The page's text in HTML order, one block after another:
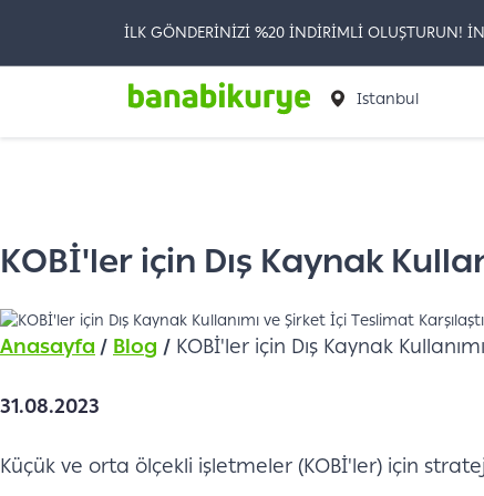
İLK GÖNDERİNİZİ %20 İNDİRİMLİ OLUŞTURUN!
Istanbul
KOBİ'ler için Dış Kaynak
Anasayfa / Blog / KOBİ'ler için Dış Kaynak
31.08.2023
Küçük ve orta ölçekli işletmeler (KOBİ'ler) için